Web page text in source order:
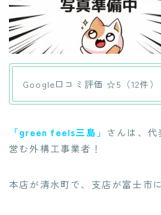
Google口コミ評価 ☆5（12件）
「green feels三島」 さんは、
営む外構工事業者！
本店が清水町で、支店が富士市